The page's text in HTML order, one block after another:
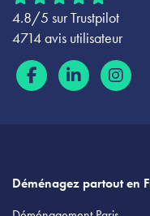
4.8/5 sur Trustpilot
4714 avis utilisateur
Déménagez partout en